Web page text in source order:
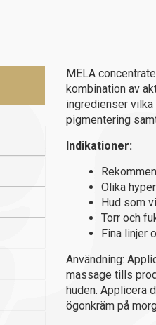
MELA
kombination av
ingredienser vilka
pigmentering
Indikationer:
Olika
Hud som
Torr och
Fina linjer
Användning:
massage tills
huden. Applicera
ögonkräm på